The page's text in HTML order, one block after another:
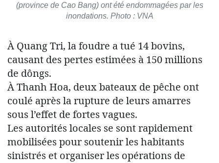
(province de Cao Bang) ont été endommagées par les
inondations. Photo : VNA
À Quang Tri, la foudre a tué 14 bovins,
causant des pertes estimées à 150 millions
de dôngs.
À Thanh Hoa, deux bateaux de pêche ont
coulé après la rupture de leurs amarres
sous l’effet de fortes vagues.
Les autorités locales se sont rapidement
mobilisées pour soutenir les habitants
sinistrés et organiser les opérations de